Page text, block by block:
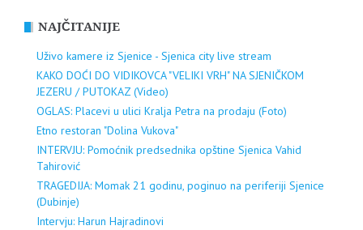
NAJČITANIJE
Uživo kamere iz Sjenice - Sjenica city live stream
KAKO DOĆI DO VIDIKOVCA "VELIKI VRH" NA SJENIČKOM
JEZERU / PUTOKAZ (Video)
OGLAS: Placevi u ulici Kralja Petra na prodaju (Foto)
Etno restoran "Dolina Vukova"
INTERVJU: Pomoćnik predsednika opštine Sjenica Vahid
Tahirović
TRAGEDIJA: Momak 21 godinu, poginuo na periferiji Sjenice
(Dubinje)
Intervju: Harun Hajradinovi